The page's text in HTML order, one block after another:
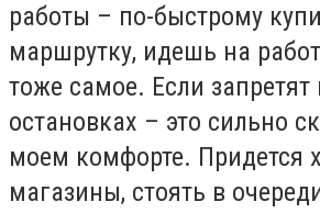
работы – по-быстрому
маршрутку, идешь на
тоже самое. Если
остановках – это сильно
моем комфорте. Придется
магазины, стоять в